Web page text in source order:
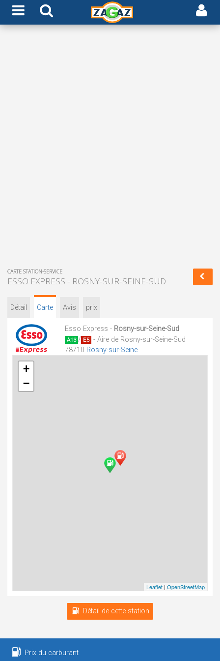
CARTE STATION-SERVICE
ESSO EXPRESS - ROSNY-SUR-SEINE-SUD
Détail Carte Avis prix
Esso Express - Rosny-sur-Seine-Sud
A13 / E5 - Aire de Rosny-sur-Seine-Sud
78710 Rosny-sur-Seine
+
−
Leaflet | OpenStreetMap
Détail de cette station
Prix du carburant